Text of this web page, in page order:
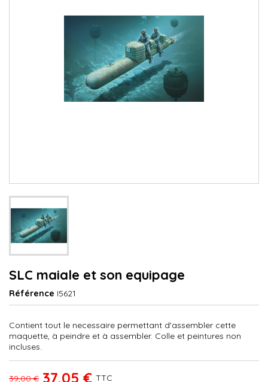
SLC maiale et son equipage
Référence I5621
Contient tout le necessaire permettant d'assembler cette
maquette, à peindre et à assembler. Colle et peintures non
incluses.
39,00 € 37,05 € TTC